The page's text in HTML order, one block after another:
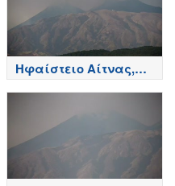
Ηφαίστειο Αίτνας,
Βόρεια πλευρά - Etna